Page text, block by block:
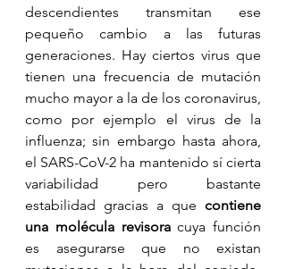
descendientes transmitan ese
pequeño cambio a las futuras
generaciones. Hay ciertos virus que
tienen una frecuencia de mutación
mucho mayor a la de los coronavirus,
como por ejemplo el virus de la
influenza; sin embargo hasta ahora,
el SARS-CoV-2 ha mantenido sí cierta
variabilidad pero bastante
estabilidad gracias a que contiene
una molécula revisora cuya función
es asegurarse que no existan